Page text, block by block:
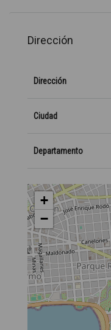
Dirección
Dirección
Ciudad
Departamento
+
−